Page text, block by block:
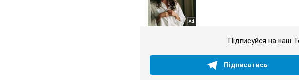
Підписуйся на наш
Підписатись